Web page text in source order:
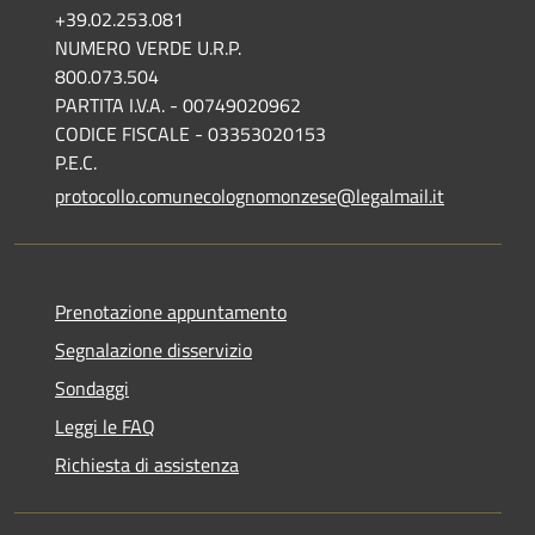
+39.02.253.081
NUMERO VERDE U.R.P.
800.073.504
PARTITA I.V.A. - 00749020962
CODICE FISCALE - 03353020153
P.E.C.
protocollo.comunecolognomonzese@legalmail.it
Prenotazione appuntamento
Segnalazione disservizio
Sondaggi
Leggi le FAQ
Richiesta di assistenza